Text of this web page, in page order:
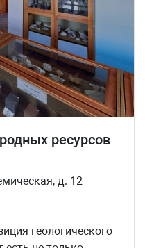
ресурсов
д. 12
геологического